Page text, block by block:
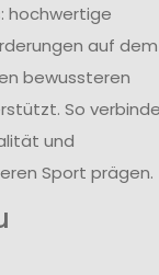
hochwertige
auf dem
bewussteren
So
und
Sport prägen.